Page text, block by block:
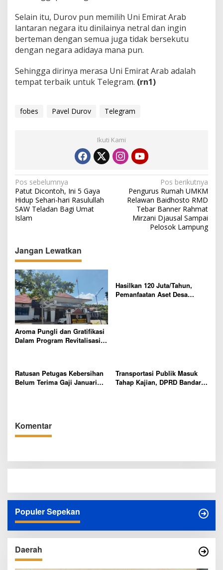
Selain itu, Durov pun memilih Uni Emirat Arab
lantaran negara itu dinilainya netral dan ingin
berteman dengan semua juga tidak bersekutu
dengan negara adidaya mana pun.
Sehingga dirinya merasa Uni Emirat Arab adalah
tempat terbaik untuk Telegram. (rn1)
fobes Pavel Durov Telegram
Ikuti Kami
N
a
v
i
a
s
i
p
o
s
Pos sebelumnya
Patut Dicontoh, Ini 5 Gaya
Hidup Sehari-hari Rasulullah
SAW Teladan Bagi Umat
Islam
Pos berikutnya
Pengurus Rumah UMKM
Relawan Baidhosto RMD
Tebar Banner Rahmat
Mirzani Djausal Sampai
Pelosok Lampung
Jangan Lewatkan
Aroma Pungli dan Gratifikasi
Dalam Program Revitalisasi
Hasilkan 120 Juta/Tahun,
Pemanfaatan Aset Desa
Ratusan Petugas Kebersihan
Belum Terima Gaji Januari
Transportasi Publik Masuk
Tahap Kajian, DPRD Bandar
Komentar
Populer Sepekan
Daerah